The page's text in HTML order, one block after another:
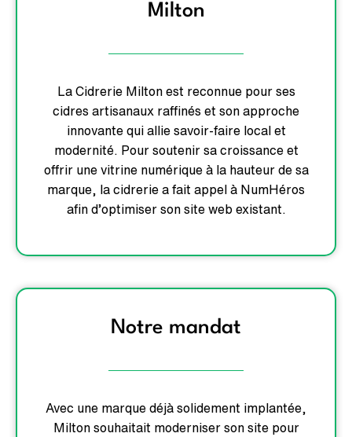
Milton
La Cidrerie Milton est reconnue pour ses
cidres artisanaux raffinés et son approche
innovante qui allie savoir-faire local et
modernité. Pour soutenir sa croissance et
offrir une vitrine numérique à la hauteur de sa
marque, la cidrerie a fait appel à NumHéros
afin d’optimiser son site web existant.
Notre mandat
Avec une marque déjà solidement implantée,
Milton souhaitait moderniser son site pour